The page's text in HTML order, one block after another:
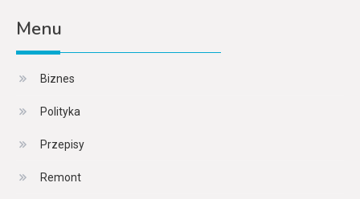
Menu
Biznes
Polityka
Przepisy
Remont